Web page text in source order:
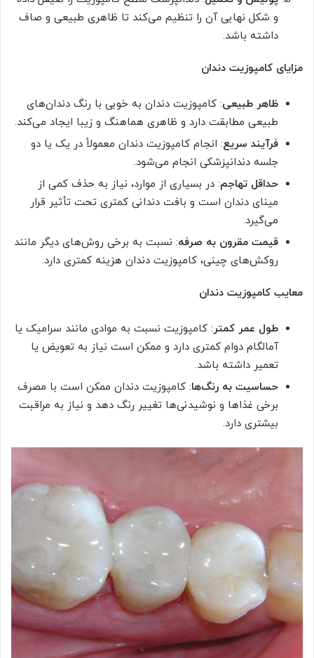
و شکل نهایی آن را تنظیم می‌کند تا ظاهری طبیعی و صاف
داشته باشد.
مزایای کامپوزیت دندان
ظاهر طبیعی: کامپوزیت دندان به خوبی با رنگ دندان‌های
طبیعی مطابقت دارد و ظاهری هماهنگ و زیبا ایجاد می‌کند.
فرآیند سریع: انجام کامپوزیت دندان معمولاً در یک یا دو
جلسه دندانپزشکی انجام می‌شود.
حداقل تهاجم: در بسیاری از موارد، نیاز به حذف کمی از
مینای دندان است و بافت دندانی کمتری تحت تأثیر قرار
می‌گیرد.
قیمت مقرون به صرفه: نسبت به برخی روش‌های دیگر مانند
روکش‌های چینی، کامپوزیت دندان هزینه کمتری دارد.
معایب کامپوزیت دندان
طول عمر کمتر: کامپوزیت نسبت به موادی مانند سرامیک یا
آمالگام دوام کمتری دارد و ممکن است نیاز به تعویض یا
تعمیر داشته باشد.
حساسیت به رنگ‌ها: کامپوزیت دندان ممکن است با مصرف
برخی غذاها و نوشیدنی‌ها تغییر رنگ دهد و نیاز به مراقبت
بیشتری دارد.